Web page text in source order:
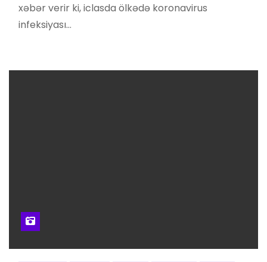
xəbər verir ki, iclasda ölkədə koronavirus
infeksiyası…